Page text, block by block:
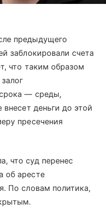
предыдущего
заблокировали счета
что таким образом
— среды,
внесет деньги до этой
пресечения
что суд перенес
об аресте
По словам политика,